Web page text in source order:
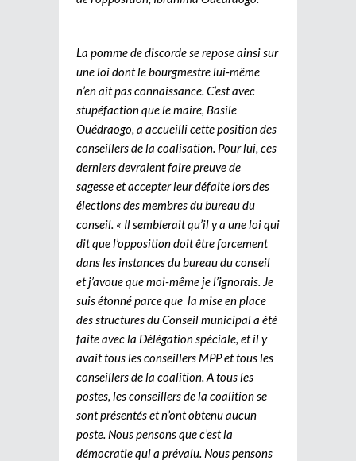
La pomme de discorde se repose ainsi sur
une loi dont le bourgmestre lui-même
n’en ait pas connaissance. C’est avec
stupéfaction que le maire, Basile
Ouédraogo, a accueilli cette position des
conseillers de la coalisation. Pour lui, ces
derniers devraient faire preuve de
sagesse et accepter leur défaite lors des
élections des membres du bureau du
conseil. « Il semblerait qu’il y a une loi qui
dit que l’opposition doit être forcement
dans les instances du bureau du conseil
et j’avoue que moi-même je l’ignorais. Je
suis étonné parce que la mise en place
des structures du Conseil municipal a été
faite avec la Délégation spéciale, et il y
avait tous les conseillers MPP et tous les
conseillers de la coalition. A tous les
postes, les conseillers de la coalition se
sont présentés et n’ont obtenu aucun
poste. Nous pensons que c’est la
démocratie qui a prévalu. Nous pensons